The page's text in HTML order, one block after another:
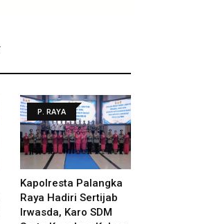
P. RAYA
Kapolresta Palangka
Raya Hadiri Sertijab
Irwasda, Karo SDM